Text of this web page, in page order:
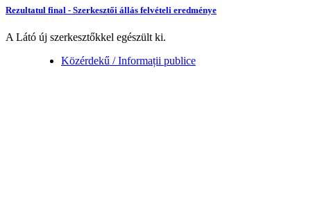
Rezultatul final - Szerkesztői állás felvételi eredménye
A Látó új szerkesztőkkel egészült ki.
Közérdekű / Informații publice